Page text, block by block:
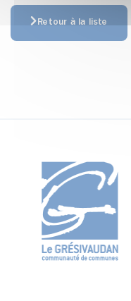
Retour à la liste